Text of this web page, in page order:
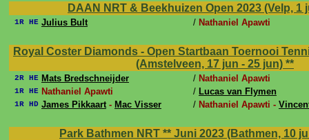
DAAN NRT & Beekhuizen Open 2023 (Velp, 1
1R HE Julius Bult / Nathaniel Apawti
Royal Coster Diamonds - Open Startbaan Toernooi
(Amstelveen, 17 jun - 25 jun) **
2R HE Mats Bredschneijder / Nathaniel Apawti
1R HE Nathaniel Apawti / Lucas van Flymen
1R HD James Pikkaart- Mac Visser / Nathaniel Apawti -
Park Bathmen NRT ** Juni 2023 (Bathmen, 10